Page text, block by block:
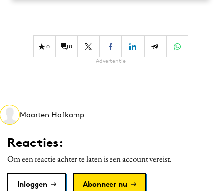
Design
Diversiteit
Effectiviteit
Martech
Media
Merkstrategie
Purpose Marketing
0 0
Advertentie
Maarten Hafkamp
Reacties:
Om een reactie achter te laten is een account vereist.
Inloggen Abonneer nu